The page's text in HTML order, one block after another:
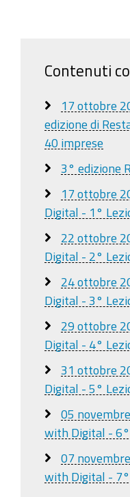
Contenuti
17 ottobre
edizione di
40 imprese
3° edizione
17 ottobre
Digital - 1°
22 ottobre
Digital - 2°
24 ottobre
Digital - 3°
29 ottobre
Digital - 4°
31 ottobre
Digital - 5°
05
with Digital - 6°
07
with Digital - 7°